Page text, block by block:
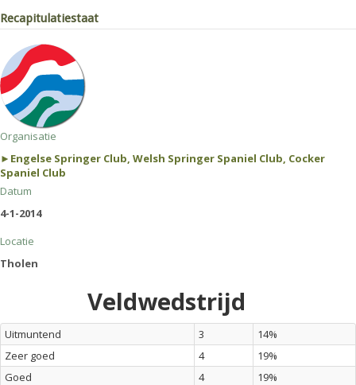
Recapitulatiestaat
Organisatie
►Engelse Springer Club, Welsh Springer Spaniel Club, Cocker
Spaniel Club
Datum
4-1-2014
Locatie
Tholen
Veldwedstrijd
Uitmuntend 3
14%
Zeer goed
4
19%
Goed
4
19%